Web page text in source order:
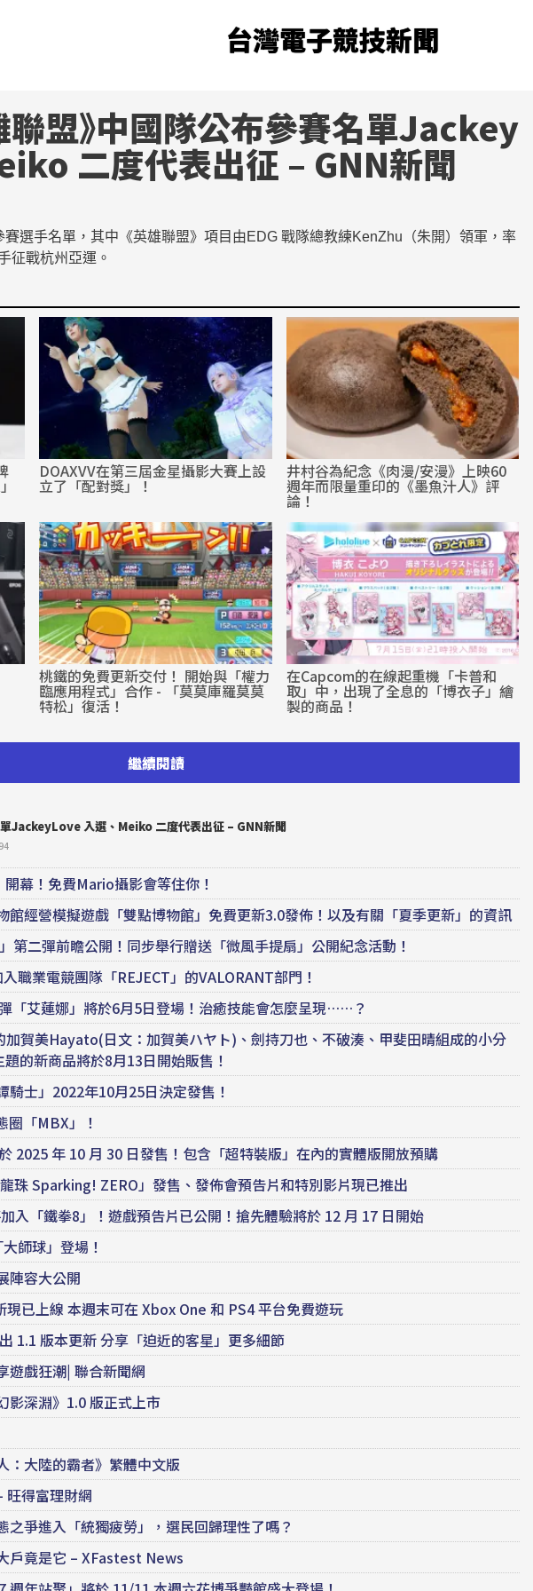
台灣電子競技新聞
聯盟》中國隊公布參賽名單Jackey
二度代表出征 – GNN新聞
賽選手名單，其中《英雄聯盟》項目由EDG 戰隊總教練KenZhu（朱開）領軍，率
征戰杭州亞運。
DOAXVV在第三屆金星攝影大賽上設
立了「配對獎」！
井村谷為紀念《肉漫/安漫》上映60
週年而限量重印的《墨魚汁人》評
論！
桃鐵的免費更新交付！ 開始與「權力
臨應用程式」合作 - 「莫莫庫羅莫莫
特松」復活！
在Capcom的在線起重機「卡普和
取」中，出現了全息的「博衣子」繪
製的商品！
繼續閱讀
JackeyLove 入選、Meiko 二度代表出征 – GNN新聞
幕！免費Mario攝影會等住你！
館經營模擬遊戲「雙點博物館」免費更新3.0發佈！以及有關「夏季更新」的資訊
第二彈前瞻公開！同步舉行贈送「微風手提扇」公開紀念活動！
業電競團隊「REJECT」的VALORANT部門！
「艾蓮娜」將於6月5日登場！治癒技能會怎麼呈現……？
加賀美Hayato(日文：加賀美ハヤト)、劍持刀也、不破湊、甲斐田晴組成的小分
的新商品將於8月13日開始販售！
士」2022年10月25日決定發售！
「MBX」！
2025 年 10 月 30 日發售！包含「超特裝版」在內的實體版開放預購
珠 Sparking! ZERO」發售、發佈會預告片和特別影片現已推出
入「鐵拳8」！遊戲預告片已公開！搶先體驗將於 12 月 17 日開始
師球」登場！
陣容大公開
現已上線 本週末可在 Xbox One 和 PS4 平台免費遊玩
1.1 版本更新 分享「迫近的客星」更多細節
遊戲狂潮| 聯合新聞網
影深淵》1.0 版正式上市
：大陸的霸者》繁體中文版
旺得富理財網
爭進入「統獨疲勞」，選民回歸理性了嗎？
戶竟是它 – XFastest News